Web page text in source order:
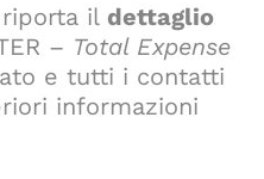
il dettaglio
– Total Expense
e tutti i contatti
informazioni